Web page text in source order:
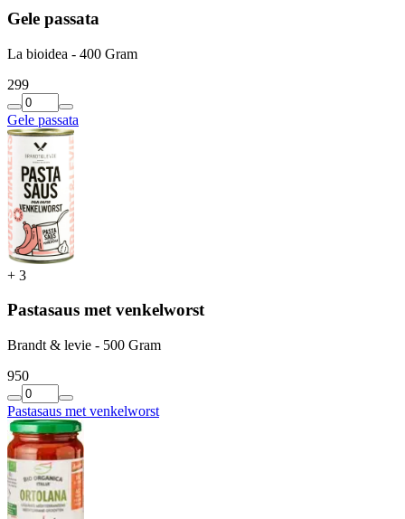
Gele passata
La bioidea - 400 Gram
299
Gele passata
+ 3
Pastasaus met venkelworst
Brandt & levie - 500 Gram
950
Pastasaus met venkelworst